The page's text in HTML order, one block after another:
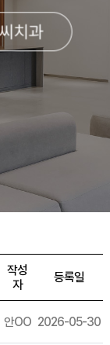
작성
자
등록일
안OO 2026-05-30